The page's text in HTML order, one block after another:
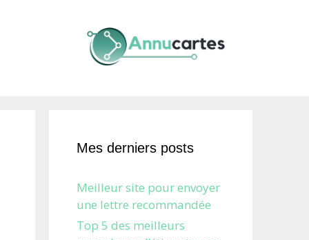
Mes derniers posts
Meilleur site pour envoyer
une lettre recommandée
Top 5 des meilleurs